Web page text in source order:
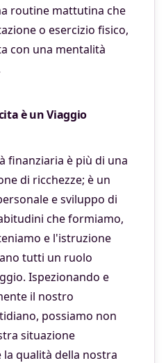
routine mattutina che
o esercizio fisico,
con una mentalità
è un Viaggio
finanziaria è più di una
di ricchezze; è un
e sviluppo di
che formiamo,
e l'istruzione
tutti un ruolo
Ispezionando e
il nostro
possiamo non
situazione
qualità della nostra